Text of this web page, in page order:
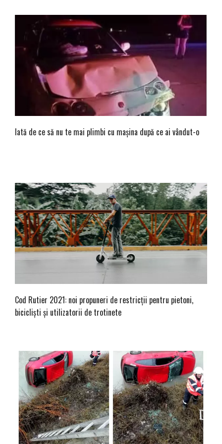
Iată de ce să nu te mai plimbi cu mașina după ce ai vândut-o
Cod Rutier 2021: noi propuneri de restricții pentru pietoni,
bicicliști și utilizatorii de trotinete